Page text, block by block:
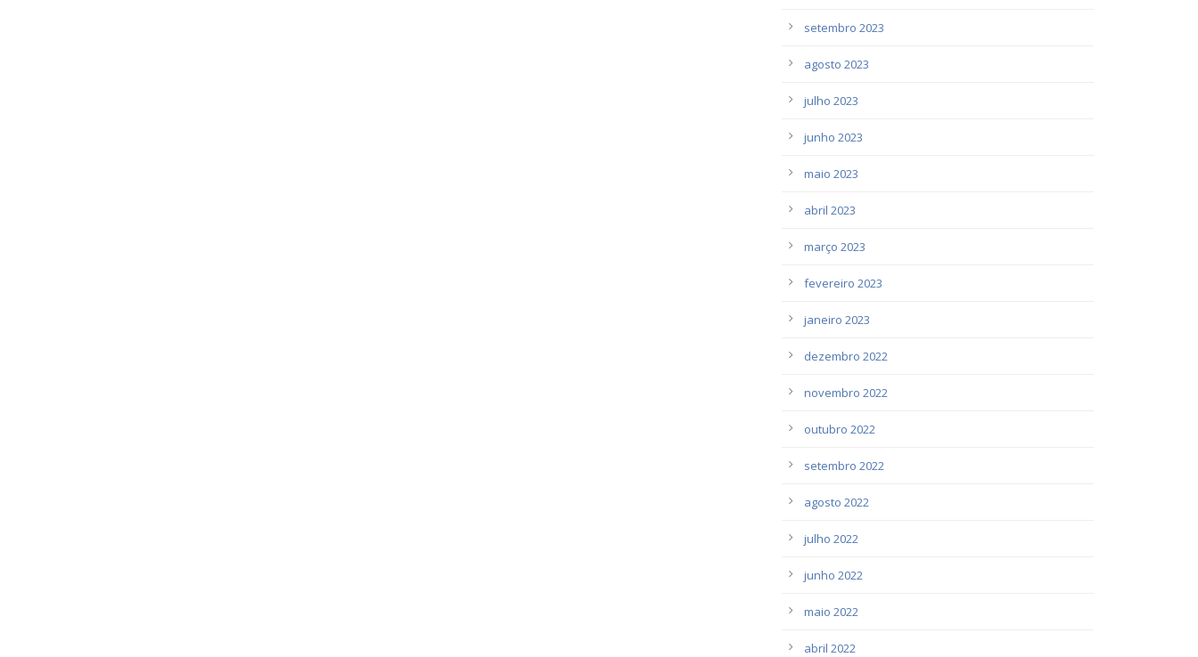
setembro 2023
agosto 2023
julho 2023
junho 2023
maio 2023
abril 2023
março 2023
fevereiro 2023
janeiro 2023
dezembro 2022
novembro 2022
outubro 2022
setembro 2022
agosto 2022
julho 2022
junho 2022
maio 2022
abril 2022